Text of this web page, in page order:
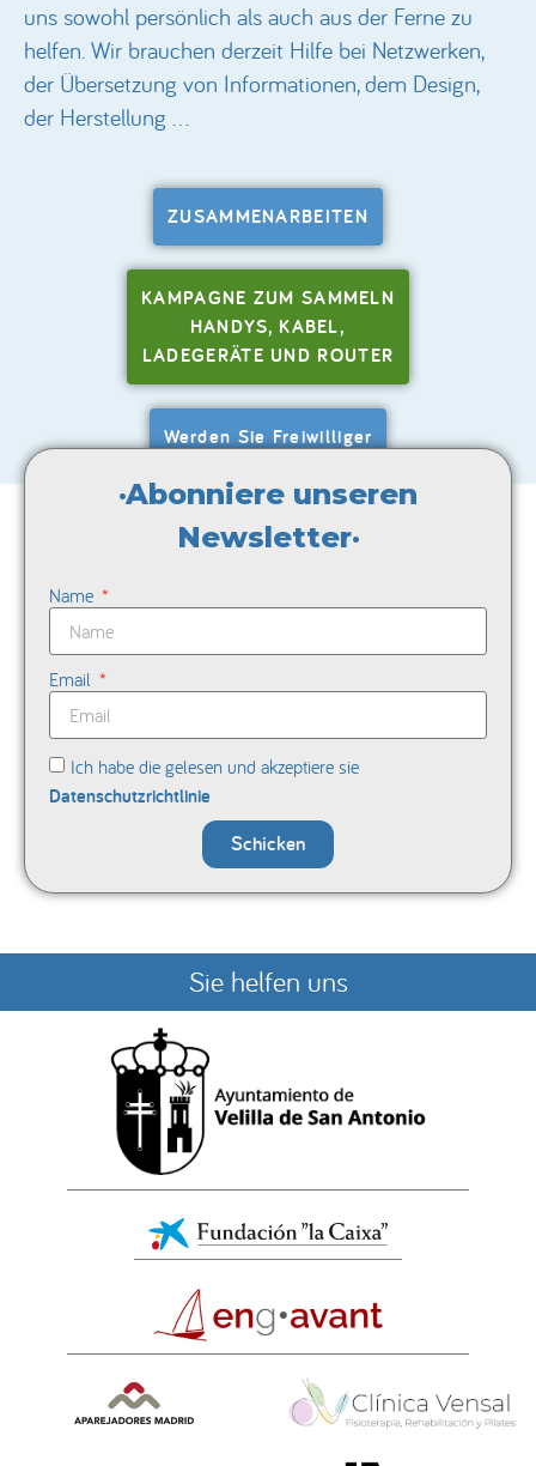
uns sowohl persönlich als auch aus der Ferne zu
helfen. Wir brauchen derzeit Hilfe bei Netzwerken,
der Übersetzung von Informationen, dem Design,
der Herstellung ...
ZUSAMMENARBEITEN
KAMPAGNE ZUM SAMMELN
HANDYS, KABEL,
LADEGERÄTE UND ROUTER
Werden Sie Freiwilliger
·Abonniere unseren
Newsletter·
Name
Email
Ich habe die gelesen und akzeptiere sie
Datenschutzrichtlinie
Schicken
Sie helfen uns